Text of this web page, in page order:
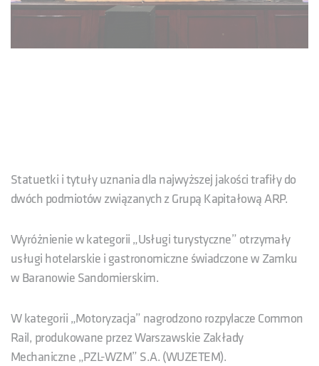
Statuetki i tytuły uznania dla najwyższej jakości trafiły do
dwóch podmiotów związanych z Grupą Kapitałową ARP.
Wyróżnienie w kategorii „Usługi turystyczne” otrzymały
usługi hotelarskie i gastronomiczne świadczone w Zamku
w Baranowie Sandomierskim.
W kategorii „Motoryzacja” nagrodzono rozpylacze Common
Rail, produkowane przez Warszawskie Zakłady
Mechaniczne „PZL-WZM” S.A. (WUZETEM).